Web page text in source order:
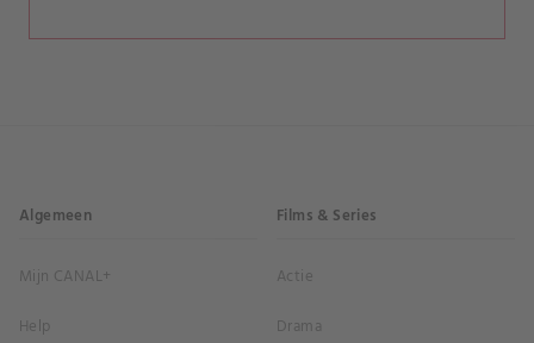
Algemeen
Mijn CANAL+
Help
Films & Series
Actie
Drama